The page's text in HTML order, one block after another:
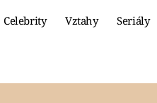
Celebrity Vztahy Seriály